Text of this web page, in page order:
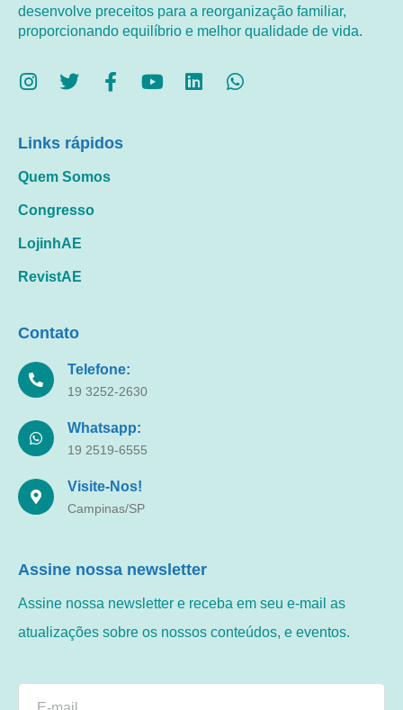
desenvolve preceitos para a reorganização familiar,
proporcionando equilíbrio e melhor qualidade de vida.
Links rápidos
Quem Somos
Congresso
LojinhAE
RevistAE
Contato
Telefone:
19 3252-2630
Whatsapp:
19 2519-6555
Visite-Nos!
Campinas/SP
Assine nossa newsletter
Assine nossa newsletter e receba em seu e-mail as
atualizações sobre os nossos conteúdos, e eventos.